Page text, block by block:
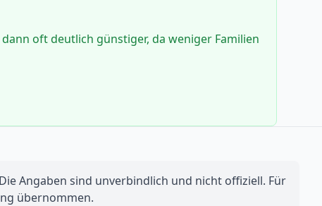
oft deutlich günstiger, da weniger Familien
Angaben sind unverbindlich und nicht offiziell. Für
übernommen.